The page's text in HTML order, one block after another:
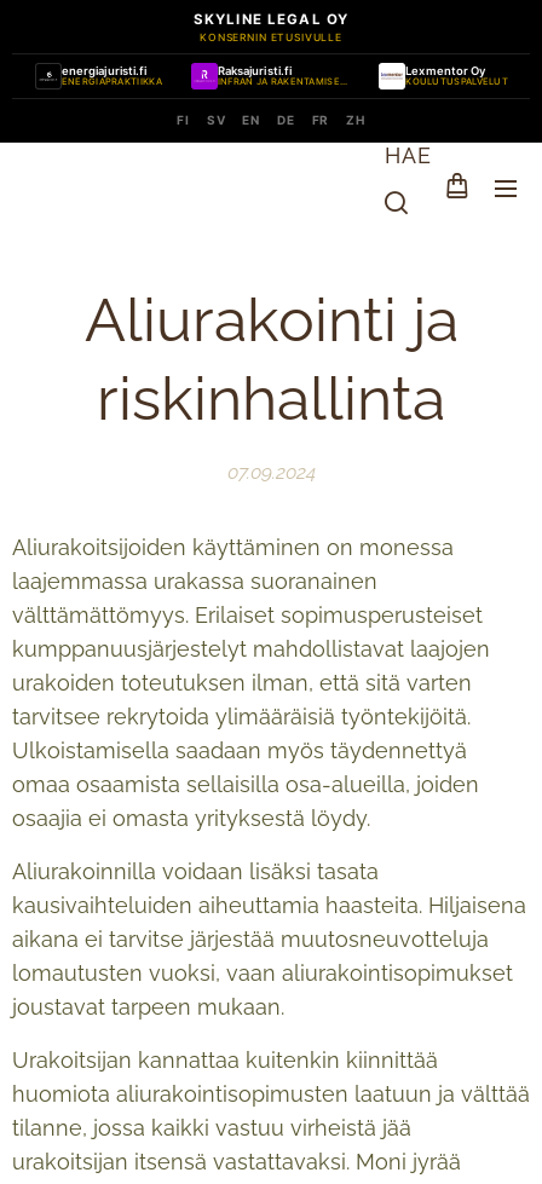
SKYLINE LEGAL OY
KONSERNIN ETUSIVULLE
energiajuristi.fi
ENERGIAPRAKTIIKKA
Raksajuristi.fi
INFRAN JA RAKENTAMISEN PRAKTIIKKA
Lexmentor Oy
KOULUTUSPALVELUT
FI SV EN DE FR ZH
HAE
Aliurakointi ja
riskinhallinta
07.09.2024
Aliurakoitsijoiden käyttäminen on monessa
laajemmassa urakassa suoranainen
välttämättömyys. Erilaiset sopimusperusteiset
kumppanuusjärjestelyt mahdollistavat laajojen
urakoiden toteutuksen ilman, että sitä varten
tarvitsee rekrytoida ylimääräisiä työntekijöitä.
Ulkoistamisella saadaan myös täydennettyä
omaa osaamista sellaisilla osa-alueilla, joiden
osaajia ei omasta yrityksestä löydy.
Aliurakoinnilla voidaan lisäksi tasata
kausivaihteluiden aiheuttamia haasteita. Hiljaisena
aikana ei tarvitse järjestää muutosneuvotteluja
lomautusten vuoksi, vaan aliurakointisopimukset
joustavat tarpeen mukaan.
Urakoitsijan kannattaa kuitenkin kiinnittää
huomiota aliurakointisopimusten laatuun ja välttää
tilanne, jossa kaikki vastuu virheistä jää
urakoitsijan itsensä vastattavaksi. Moni jyrää